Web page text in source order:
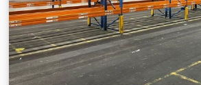
rögzítőcsapokat, polcterhelés: 2000 kg
védelem PR9000 3600 mm 02 x
1800 mm gyártási év 2020-2022 Több új
terméket is találhat üzletünkben!
költség kérésre!